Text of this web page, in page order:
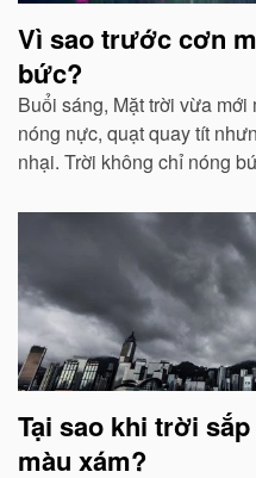
Vì sao trước cơn
bức?
Buổi sáng, Mặt trời vừa
nóng nực, quạt quay tít
nhại. Trời không chỉ nóng
chính là dấu hiệu bắt đẩu
Tại sao khi trời
màu xám?